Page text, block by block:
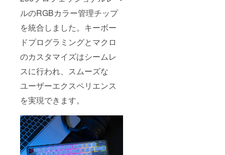
ルのRGBカラー管理チップ
を統合しました。キーボー
ドプログラミングとマクロ
のカスタマイズはシームレ
スに行われ、スムーズな
ユーザーエクスペリエンス
を実現できます。